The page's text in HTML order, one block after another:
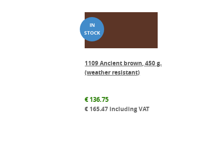
1109 Ancient brown, 450 g.
(weather resistant)
€136.75
€ 165.47 including VAT